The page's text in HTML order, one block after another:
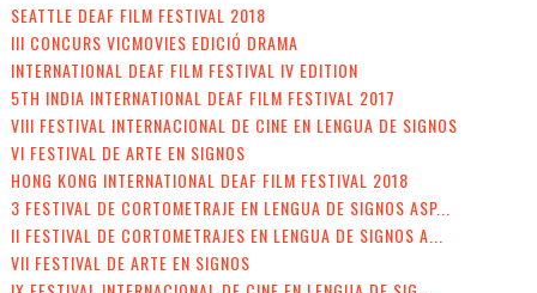
SEATTLE DEAF FILM FESTIVAL 2018
III CONCURS VICMOVIES EDICIÓ DRAMA
INTERNATIONAL DEAF FILM FESTIVAL IV EDITION
5TH INDIA INTERNATIONAL DEAF FILM FESTIVAL 2017
VIII FESTIVAL INTERNACIONAL DE CINE EN LENGUA DE SIGNOS
VI FESTIVAL DE ARTE EN SIGNOS
HONG KONG INTERNATIONAL DEAF FILM FESTIVAL 2018
3 FESTIVAL DE CORTOMETRAJE EN LENGUA DE SIGNOS ASP...
II FESTIVAL DE CORTOMETRAJES EN LENGUA DE SIGNOS A...
VII FESTIVAL DE ARTE EN SIGNOS